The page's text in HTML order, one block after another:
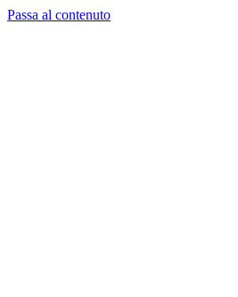
Passa al contenuto